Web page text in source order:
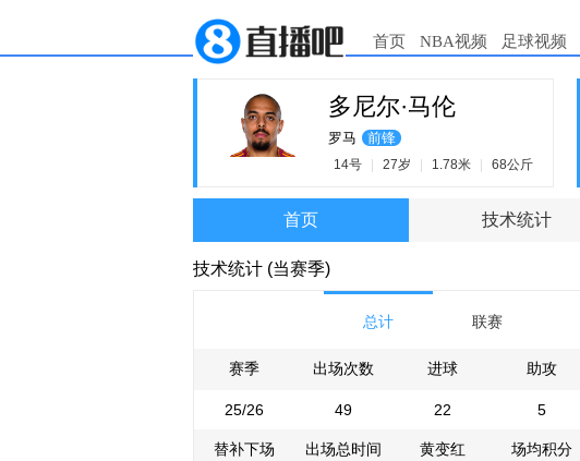
首页 NBA视频 足球视频
多尼尔·马伦
罗马 前锋
14号 27岁 1.78米 68公斤
首页 技术统计
技术统计 (当赛季)
总计 联赛
赛季 出场次数 进球 助攻
25/26 49 22 5
替补下场 出场总时间 黄变红 场均积分